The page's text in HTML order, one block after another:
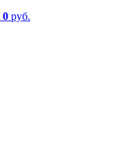
0 руб.